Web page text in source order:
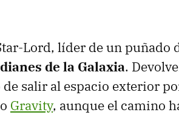
Lord, líder de un puñado
de la Galaxia.
salir al espacio exterior
Gravity, aunque el camino